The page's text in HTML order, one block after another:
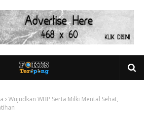
Wujudkan WBP Serta Milki Mental Sehat,